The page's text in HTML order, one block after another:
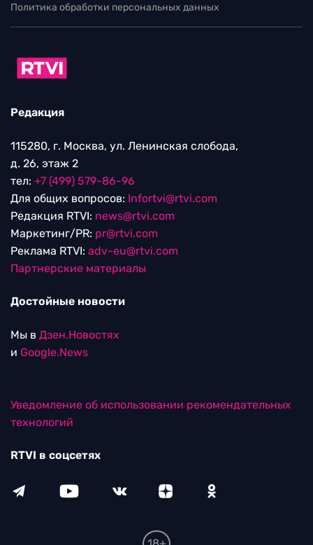
Политика обработки персональных данных
Редакция
115280, г. Москва, ул. Ленинская слобода,
д. 26, этаж 2
тел: +7 (499) 579-86-96
Для общих вопросов: Infortvi@rtvi.com
Редакция RTVI: news@rtvi.com
Маркетинг/PR: pr@rtvi.com
Реклама RTVI: adv-eu@rtvi.com
Партнерские материалы
Достойные новости
Мы в Дзен.Новостях
и Google.News
Уведомление об использовании рекомендательных
технологий
RTVI в соцсетях